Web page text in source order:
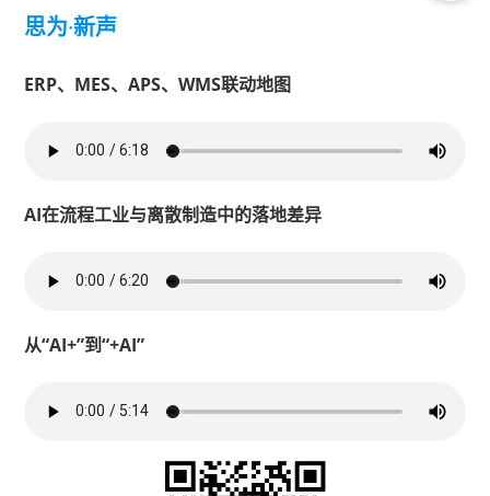
思为·新声
ERP、MES、APS、WMS联动地图
AI在流程工业与离散制造中的落地差异
从“AI+”到“+AI”